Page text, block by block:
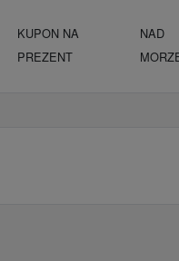
KUPON NA
PREZENT
NAD